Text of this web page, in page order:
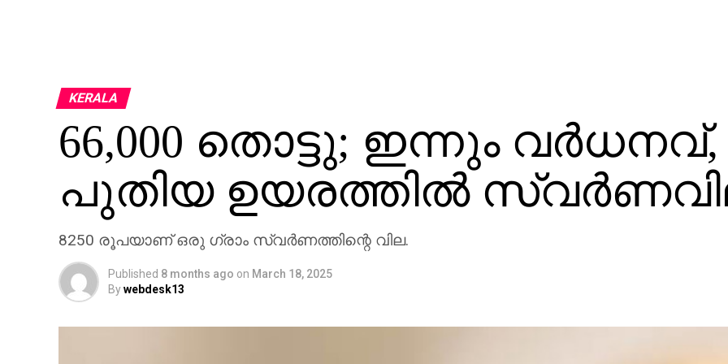
KERALA
66,000 തൊട്ടു; ഇന്നും വർധനവ്,
പുതിയ ഉയരത്തിൽ
8250 രൂപയാണ് ഒരു ഗ്രാം സ്വര്‍ണത്തിന്റെ വില.
Published 8 months ago on March 18, 2025
Bywebdesk13